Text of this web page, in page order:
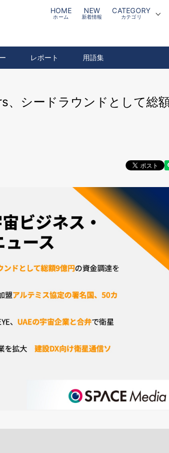
HOME
ホーム
NEW
新着情報
CATEGORY
カテゴリ
レポート 用語集
シードラウンドとして総